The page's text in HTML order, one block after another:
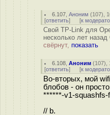
6.107 ,Аноним (107),
[ответить] [к
Свой TP-Link для
несколько лет
свёрнут, показать
6.108 ,Аноним (107),
[ответить] [к
Во-вторых, мой
блобов - он
******-v1-squashfs-
// b.